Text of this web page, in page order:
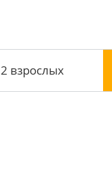
2 взрослых